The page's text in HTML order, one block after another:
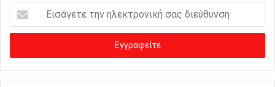
σ
γ
ε